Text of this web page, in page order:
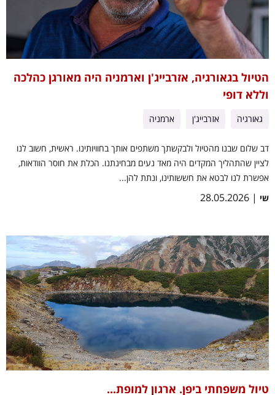
הטיול בגאורגיה, אזרבייג'ן וארמניה היה מאורגן כהלכה
וללא דופי
גאורגיה אזרבייג'ן ארמניה
דב שלום שבנו מהטיול ולבקשתך משתפים אותך בחוויותינו. ראשית, חשוב לנו
לציין שהתהליך המקדים היה מאד נעים מבחינתנו. הכלת את חוסר הוודאות,
אפשרת לנו לבטא את חששותינו, ונתת להן...
שי | 28.05.2026
טיול משפחתי ביפן. ארגון למופת...